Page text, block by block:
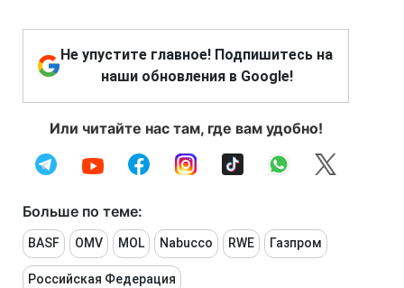
Не упустите главное! Подпишитесь на
наши обновления в Google!
Или читайте нас там, где вам удобно!
Больше по теме:
BASF OMV MOL Nabucco RWE Газпром
Российская Федерация